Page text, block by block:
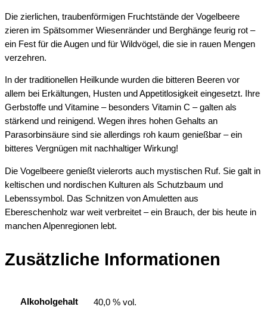
Die zierlichen, traubenförmigen Fruchtstände der Vogelbeere
zieren im Spätsommer Wiesenränder und Berghänge feurig rot –
ein Fest für die Augen und für Wildvögel, die sie in rauen Mengen
verzehren.
In der traditionellen Heilkunde wurden die bitteren Beeren vor
allem bei Erkältungen, Husten und Appetitlosigkeit eingesetzt. Ihre
Gerbstoffe und Vitamine – besonders Vitamin C – galten als
stärkend und reinigend. Wegen ihres hohen Gehalts an
Parasorbinsäure sind sie allerdings roh kaum genießbar – ein
bitteres Vergnügen mit nachhaltiger Wirkung!
Die Vogelbeere genießt vielerorts auch mystischen Ruf. Sie galt in
keltischen und nordischen Kulturen als Schutzbaum und
Lebenssymbol. Das Schnitzen von Amuletten aus
Ebereschenholz war weit verbreitet – ein Brauch, der bis heute in
manchen Alpenregionen lebt.
Zusätzliche Informationen
Alkoholgehalt 40,0 % vol.